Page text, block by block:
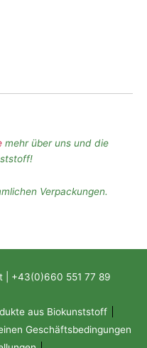
mehr über uns und die
Verpackungen.
| +43(0)660 551 77 89
aus Biokunststoff
Geschäftsbedingungen